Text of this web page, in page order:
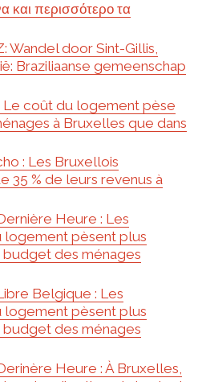
και περισσότερο τα
Wandel door Sint-Gillis,
Braziliaanse gemeenschap
coût du logement pèse
à Bruxelles que dans
: Les Bruxellois
35 % de leurs revenus à
Heure : Les
logement pèsent plus
des ménages
Belgique : Les
logement pèsent plus
des ménages
Heure : À Bruxelles,